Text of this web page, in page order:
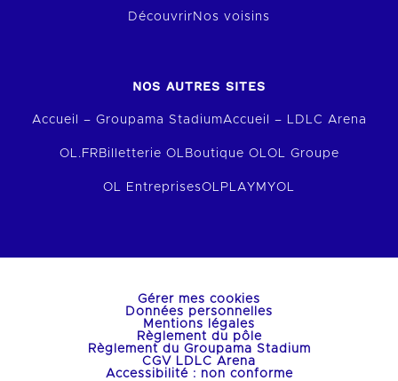
Découvrir Nos voisins
NOS AUTRES SITES
Accueil – Groupama StadiumAccueil – LDLC Arena
OL.FR Billetterie OL Boutique OLOL Groupe
OL EntreprisesOLPLAY MYOL
Gérer mes cookies
Données personnelles
Mentions légales
Règlement du pôle
Règlement du Groupama Stadium
CGV LDLC Arena
Accessibilité : non conforme